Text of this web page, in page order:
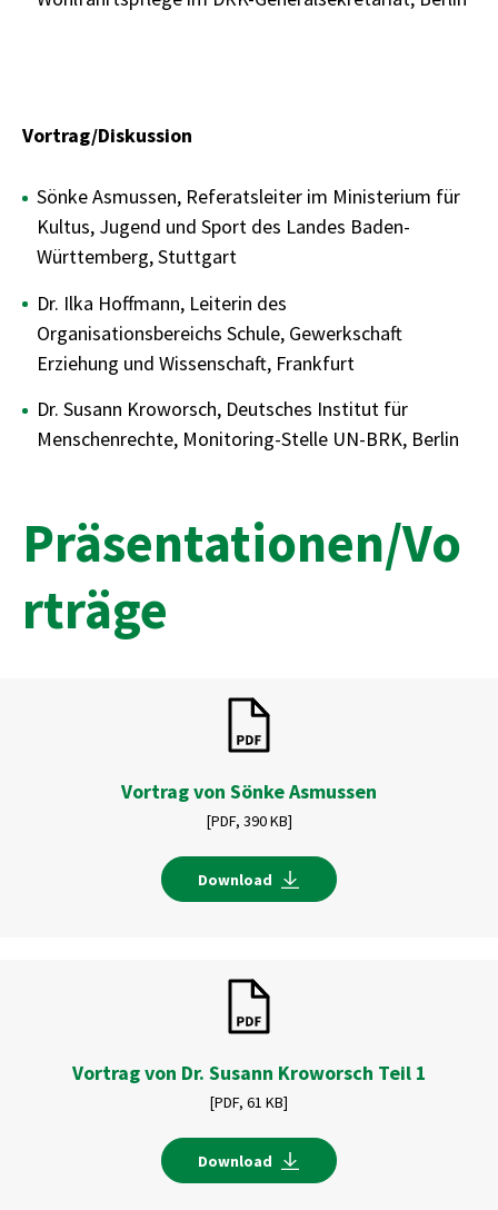
Vortrag/Diskussion
Sönke Asmussen, Referatsleiter im Ministerium für
Kultus, Jugend und Sport des Landes Baden-
Württemberg, Stuttgart
Dr. Ilka Hoffmann, Leiterin des
Organisationsbereichs Schule, Gewerkschaft
Erziehung und Wissenschaft, Frankfurt
Dr. Susann Kroworsch, Deutsches Institut für
Menschenrechte, Monitoring-Stelle UN-BRK, Berlin
Präsentationen/Vo
rträge
Vortrag von Sönke Asmussen
[PDF, 390 KB]
Download
Vortrag von Dr. Susann Kroworsch Teil 1
[PDF, 61 KB]
Download